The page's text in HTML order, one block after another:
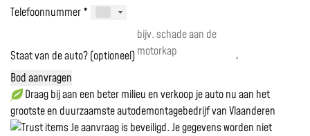
Telefoonnummer *
Staat van de auto? (optioneel)
Bod aanvragen
Draag bij aan een beter milieu en verkoop je auto nu aan het
grootste en duurzaamste autodemontagebedrijf van Vlaanderen
Je aanvraag is beveiligd. Je gegevens worden niet